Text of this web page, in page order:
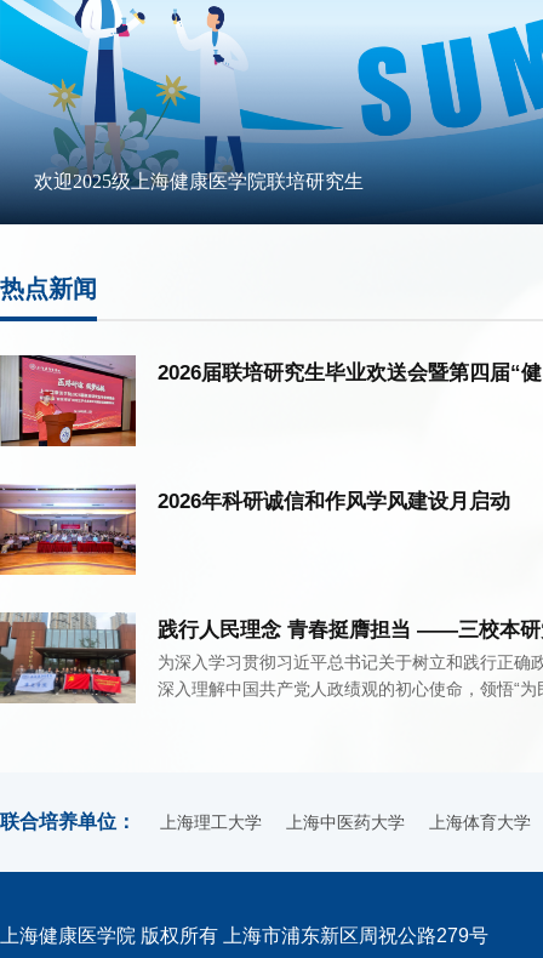
欢迎2025级上海健康医学院联培研究生
热点新闻
2026届联培研究生毕业欢送会暨第四届“
2026年科研诚信和作风学风建设月启动
践行人民理念 青春挺膺担当 ——三校本
为深入学习贯彻习近平总书记关于树立和践行正确
深入理解中国共产党人政绩观的初心使命，领悟“
联合培养单位： 上海理工大学 上海中医药大学 上海体育大学
上海健康医学院 版权所有
上海市浦东新区周祝公路279号